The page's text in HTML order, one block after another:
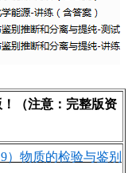
！（注意：完整版资
）物质的检验与鉴别